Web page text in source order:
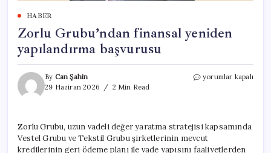
HABER
Zorlu Grubu’ndan finansal yeniden
yapılandırma başvurusu
By Can Şahin
29 Haziran 2026
2 Min Read
Zorlu
başvurusu
için
yorumlar kapalı
Zorlu Grubu, uzun vadeli değer yaratma stratejisi kapsamında
Vestel Grubu ve Tekstil Grubu şirketlerinin mevcut
kredilerinin geri ödeme planı ile vade yapısını faaliyetlerden